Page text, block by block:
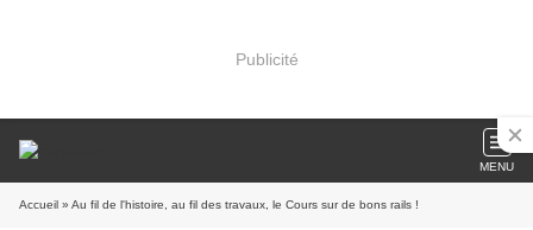
Publicité
MENU
Accueil » Au fil de l'histoire, au fil des travaux, le Cours sur de bons rails !